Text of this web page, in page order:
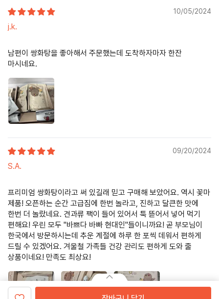
10/05/2024
j.k.
남편이 쌍화탕을 좋아해서 주문했는데 도착하자마자 한잔
마시네요.
09/20/2024
S.A.
프리미엄 쌍화탕이라고 써 있길래 믿고 구매해 보았어요. 역시 꽃마
제품! 오픈하는 순간 고급짐에 한번 놀라고, 진하고 달큰한 맛에
한번 더 놀랐네요. 견과류 팩이 들어 있어서 툭 뜯어서 넣어 먹기
편해요! 우린 모두 "바쁘다 바빠 현대인"들이니까요! 곧 부모님이
한국에서 방문하시는데 추운 계절에 하루 한 포씩 데워서 편하게
드릴 수 있겠어요. 겨울철 가족들 건강 관리도 편하게 도와 줄
상품이네요! 만족도 최상요!